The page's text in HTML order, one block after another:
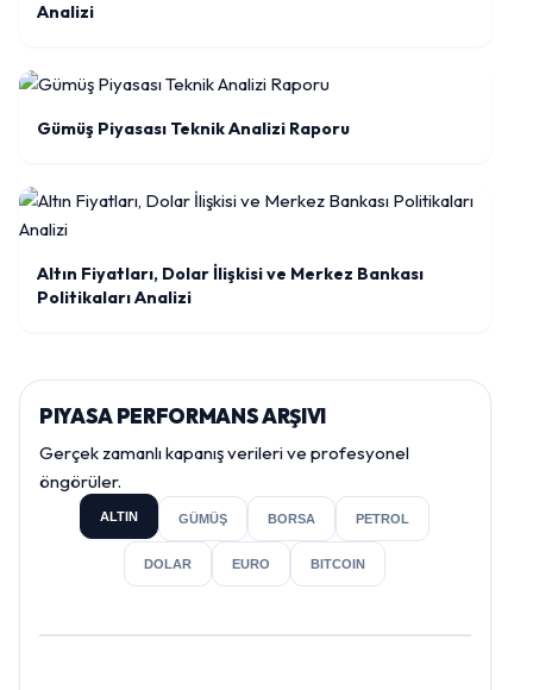
Analizi
Gümüş Piyasası Teknik Analizi Raporu
Altın Fiyatları, Dolar İlişkisi ve Merkez Bankası
Politikaları Analizi
PIYASA PERFORMANS ARŞIVI
Gerçek zamanlı kapanış verileri ve profesyonel
öngörüler.
ALTIN GÜMÜŞ BORSA PETROL
DOLAR EURO BITCOIN